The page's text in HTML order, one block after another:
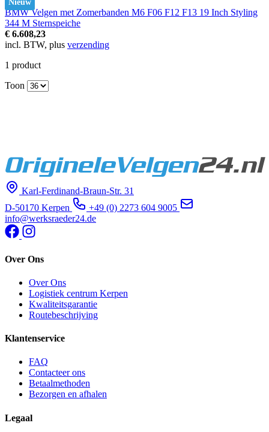
Nieuw
BMW Velgen met Zomerbanden M6 F06 F12 F13 19 Inch Styling
344 M Sternspeiche
€ 6.608,23
incl. BTW, plus verzending
1 product
Toon
Karl-Ferdinand-Braun-Str. 31
D-50170 Kerpen
+49 (0) 2273 604 9005
info@werksraeder24.de
Over Ons
Over Ons
Logistiek centrum Kerpen
Kwaliteitsgarantie
Routebeschrijving
Klantenservice
FAQ
Contacteer ons
Betaalmethoden
Bezorgen en afhalen
Legaal